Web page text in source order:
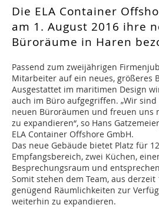
Die ELA Container
am 1. August 2016 ihre
Büroräume in Haren
Passend zum zweijährigen
Mitarbeiter auf ein neues, größeres
Ausgestattet im maritimen Design
auch im Büro aufgegriffen. „Wir
neuen Büroräumen und freuen uns
zu expandieren“, so Hans
ELA Container Offshore GmbH.
Das neue Gebäude bietet Platz für
Empfangsbereich, zwei Küchen,
Besprechungsraum und
Somit stehen dem Team, aus
genügend Räumlichkeiten zur
weiterhin zu expandieren.